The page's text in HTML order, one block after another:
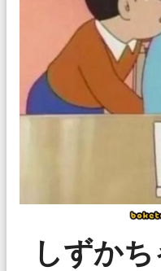
しずか